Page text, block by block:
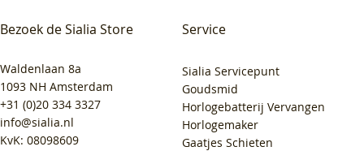
Bezoek de Sialia Store
Waldenlaan 8a
1093 NH Amsterdam
+31 (0)20 334 3327
info@sialia.nl
KvK: 08098609
Service
Sialia Servicepunt
Goudsmid
Horlogebatterij Vervangen
Horlogemaker
Gaatjes Schieten